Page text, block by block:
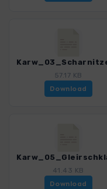
57.17 KB
Download
41.43 KB
Download